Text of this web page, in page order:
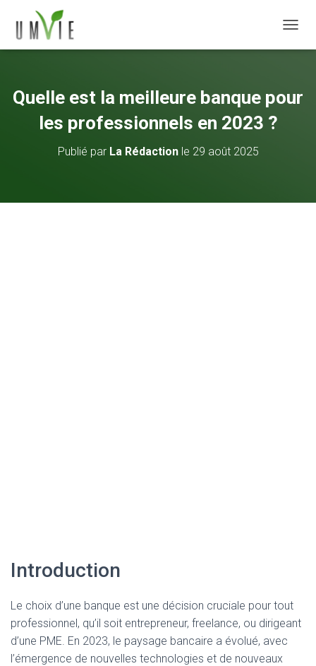
Quelle est la meilleure banque pour
les professionnels en 2023 ?
Publié par La Rédactionle 29 août 2025
Introduction
Le choix d’une banque est une décision cruciale pour tout
professionnel, qu’il soit entrepreneur, freelance, ou dirigeant
d’une PME. En 2023, le paysage bancaire a évolué, avec
l’émergence de nouvelles technologies et de nouveaux